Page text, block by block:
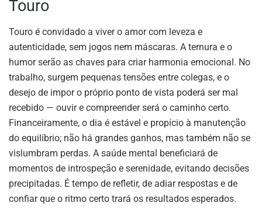
Touro
Touro é convidado a viver o amor com leveza e
autenticidade, sem jogos nem máscaras. A ternura e o
humor serão as chaves para criar harmonia emocional. No
trabalho, surgem pequenas tensões entre colegas, e o
desejo de impor o próprio ponto de vista poderá ser mal
recebido — ouvir e compreender será o caminho certo.
Financeiramente, o dia é estável e propício à manutenção
do equilíbrio; não há grandes ganhos, mas também não se
vislumbram perdas. A saúde mental beneficiará de
momentos de introspeção e serenidade, evitando decisões
precipitadas. É tempo de refletir, de adiar respostas e de
confiar que o ritmo certo trará os resultados esperados.